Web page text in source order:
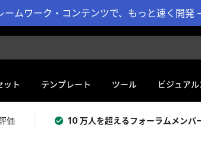
ムワーク・コンテンツで、もっと速く開発
ット テンプレート ツール ビジュア
価 10 万人を超えるフォーラムメンバ